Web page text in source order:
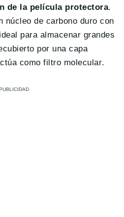
de la película protectora.
núcleo de carbono duro con
para almacenar grandes
por una capa
como filtro molecular.